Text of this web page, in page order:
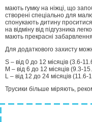
мають гумку на ніжці, що
створені спеціально для
спонукають дитину
на відміну від підгузника
мають прекрасні
Для додаткового захисту
S – від 0 до 12 місяців (3.6-
M – від 6 до 12 місяців (9.3-
L – від 12 до 24 місяців
Трусики більше міряють,